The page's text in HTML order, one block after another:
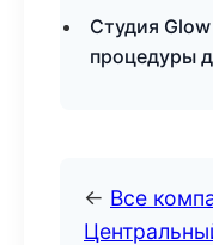
Студия
процедуры
← Все